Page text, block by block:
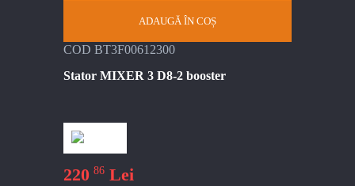
ADAUGĂ ÎN COȘ
COD BT3F00612300
Stator MIXER 3 D8-2 booster
220 86 Lei